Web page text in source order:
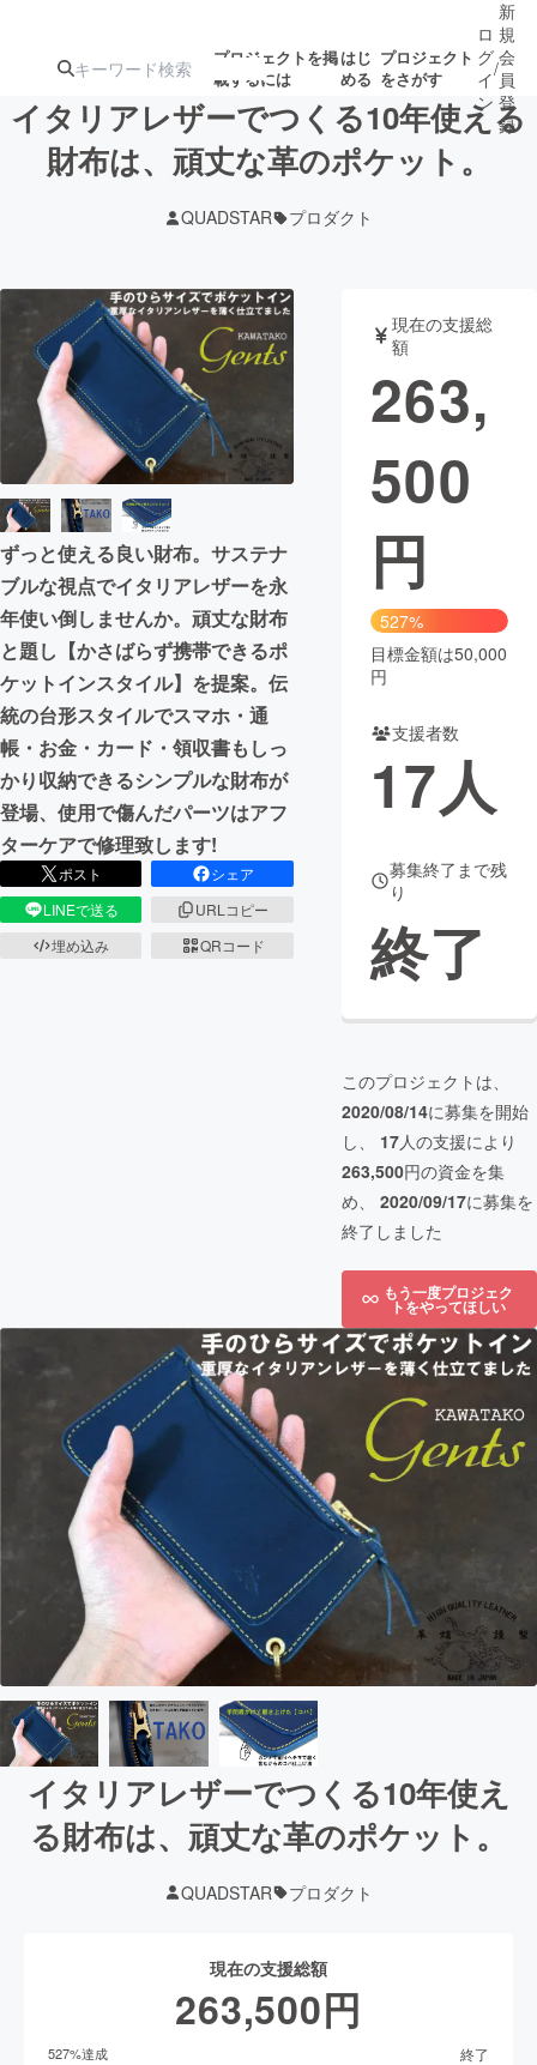
プロジェクトを掲
載するには
はじ
める
プロジェクト
をさがす
ジェクト
募集終了が近いプ
ロジェクト
アート・写真 音楽
テクノロジー・ガジェット ゲーム・サ
映像・映画
ビジネス・起業
まちづくり・地域活性化
CAMPFIRE for Social Good
CAMPFIRE Creation
CAMPFIREふるさと納税machi-ya コミュニティ
ロ
グ
イ
ン
/
新
規
会
員
登
録
イタリアレザーでつくる10年使える
財布は、頑丈な革のポケット。
QUADSTAR プロダクト
ずっと使える良い財布。サステナ
ブルな視点でイタリアレザーを永
年使い倒しませんか。頑丈な財布
と題し【かさばらず携帯できるポ
ケットインスタイル】を提案。伝
統の台形スタイルでスマホ・通
帳・お金・カード・領収書もしっ
かり収納できるシンプルな財布が
登場、使用で傷んだパーツはアフ
ターケアで修理致します!
ポスト
シェア
LINEで送る
URLコピー
埋め込み
QRコード
現在の支援総
額
263,
500
円
527%
目標金額は50,000
円
支援者数
17人
募集終了まで残
り
終了
このプロジェクトは、
2020/08/14に募集を開始
し、 17人の支援により
263,500円の資金を集
め、 2020/09/17に募集を
終了しました
もう一度プロジェク
トをやってほしい
イタリアレザーでつくる10年使え
る財布は、頑丈な革のポケット。
QUADSTAR プロダクト
現在の支援総額
263,500円
527%達成 終了